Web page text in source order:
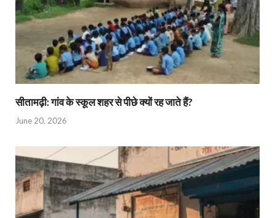
सीतामढ़ी: गांव के स्कूल शहर से पीछे क्यों रह जाते हैं?
June 20, 2026